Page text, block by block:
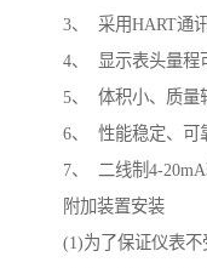
3、 采用HART通
4、 显示表头量程
5、 体积小、质量
6、 性能稳定、可
7、 二线制4-
附加装置安装
(1)为了保证仪表